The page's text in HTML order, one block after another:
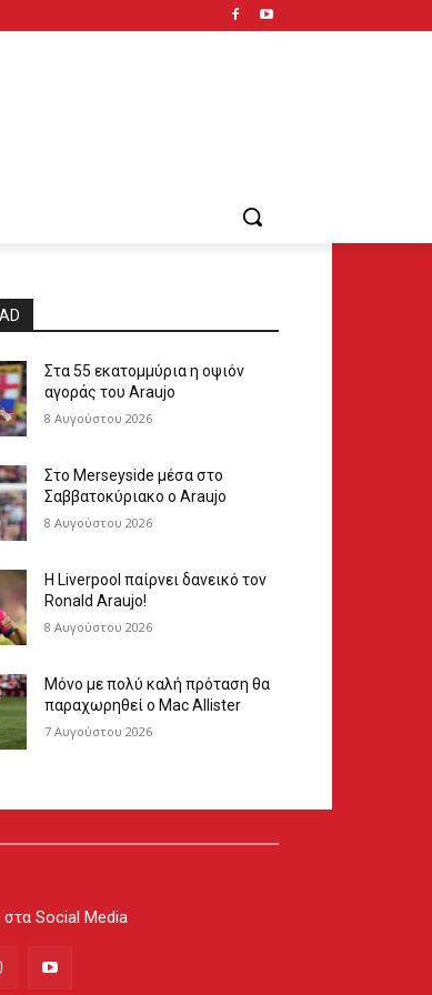
Στα 55 εκατομμύρια η οψιόν
αγοράς του Araujo
8 Αυγούστου 2026
Στο Merseyside μέσα στο
Σαββατοκύριακο ο Araujo
8 Αυγούστου 2026
Η Liverpool παίρνει δανεικό τον
Ronald Araujo!
8 Αυγούστου 2026
Μόνο με πολύ καλή πρόταση θα
παραχωρηθεί ο Mac Allister
7 Αυγούστου 2026
στα Social Media